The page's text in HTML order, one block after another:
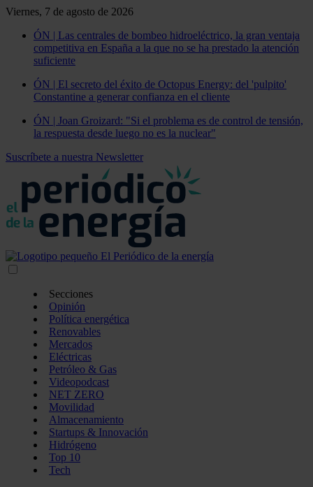
Viernes, 7 de agosto de 2026
ÓN | Las centrales de bombeo hidroeléctrico, la gran ventaja
competitiva en España a la que no se ha prestado la atención
suficiente
ÓN | El secreto del éxito de Octopus Energy: del 'pulpito'
Constantine a generar confianza en el cliente
ÓN | Joan Groizard: "Si el problema es de control de tensión,
la respuesta desde luego no es la nuclear"
Suscríbete a nuestra Newsletter
Secciones
Opinión
Política energética
Renovables
Mercados
Eléctricas
Petróleo & Gas
Videopodcast
NET ZERO
Movilidad
Almacenamiento
Startups & Innovación
Hidrógeno
Top 10
Tech